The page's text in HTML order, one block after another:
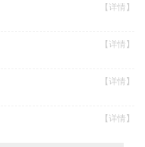
【详情】
【详情】
【详情】
【详情】